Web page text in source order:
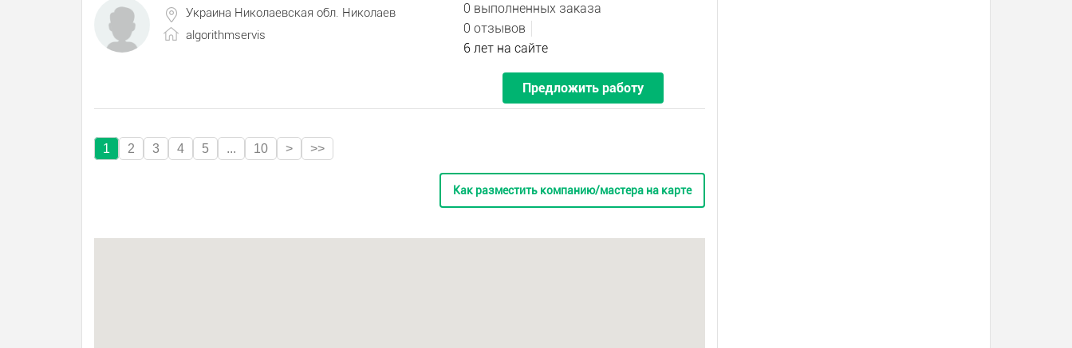
Украина Николаевская обл. Николаев
algorithmservis
0 выполненных заказа
0 отзывов
6 лет на сайте
Предложить работу
1 2 3 4 5 ... 10 > >>
Как разместить компанию/мастера на карте